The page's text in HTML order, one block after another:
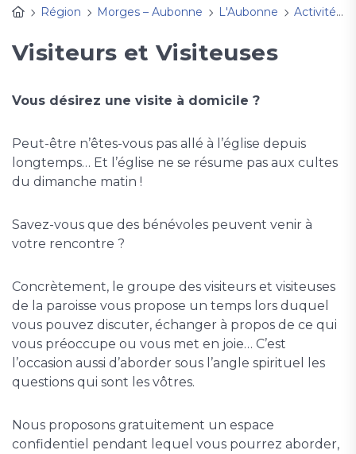
Région
Morges – Aubonne L'Aubonne Activités
Visiteurs et Visiteuses
Vous désirez une visite à domicile ?
Peut-être n’êtes-vous pas allé à l’église depuis
longtemps… Et l’église ne se résume pas aux cultes
du dimanche matin !
Savez-vous que des bénévoles peuvent venir à
votre rencontre ?
Concrètement, le groupe des visiteurs et visiteuses
de la paroisse vous propose un temps lors duquel
vous pouvez discuter, échanger à propos de ce qui
vous préoccupe ou vous met en joie… C’est
l’occasion aussi d’aborder sous l’angle spirituel les
questions qui sont les vôtres.
Nous proposons gratuitement un espace
confidentiel pendant lequel vous pourrez aborder,